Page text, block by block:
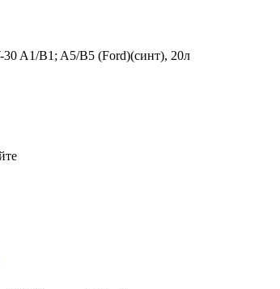
30 A1/B1; A5/B5 (Ford)(синт), 20л